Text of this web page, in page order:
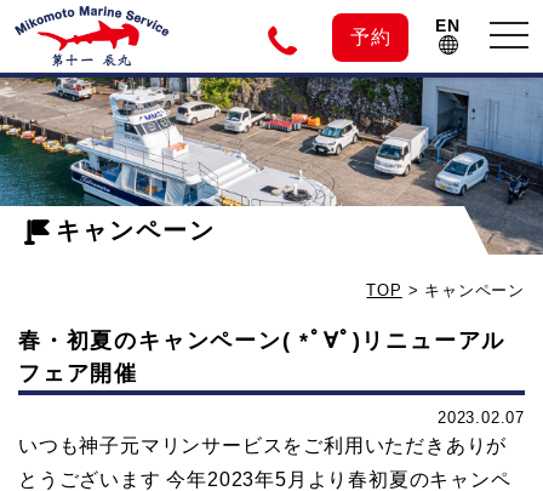
予約
EN
神
子
元
の
ダ
キャンペーン
TOP > キャンペーン
春・初夏のキャンペーン( *ﾟ∀ﾟ)リニューアル
フェア開催
2023.02.07
いつも神子元マリンサービスをご利用いただきありが
とうございます 今年2023年5月より春初夏のキャンペ